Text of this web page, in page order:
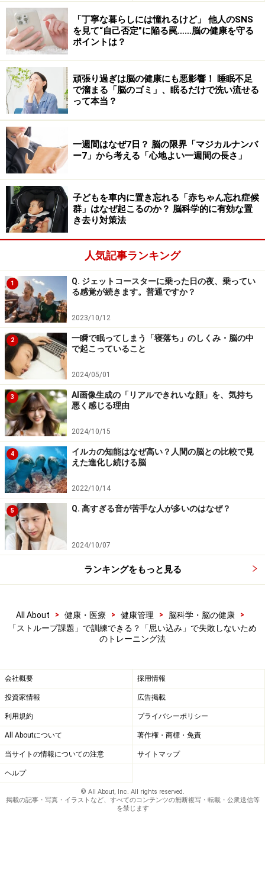
しかし、「これは何か罠かもしれない。注意しよう」と
思いながらやると、冷静に判断して「ヒジ（肘）でし
ょ」と正しく答えられるのです。
つまり、「間違えないように気をつけよう」と意識し
て、注意を集中すると、プライミングによる「思い込
み」が回避できるのです。
注意力や集中力を生み出すのは前頭前野の
役割
注意力や集中力を生み出すのは、脳の中で「前頭前野」
という場所です。
前頭前野は、思考、判断、理性（本能的欲求のコントロ
ール）を担っています（「クイズが得意なら「賢い」の
か？人間らしさと前頭前野のはたらき」「
気、ワガママ…性格の違いは脳の前頭眼窩野の違い
が、注意力や集中力を生み出すのにも必要です。悩み事
があったり、疲れていると、前頭前野がうまく働かなく
なり、そういうときは注意散漫になって多くの失敗をや
りがちになるのも、前頭前野が注意力や集中力を発揮す
るのに大切であることを物語っています。
通常プライミングは無意識のうちにできますから、「思
い込み」が激しくてなかなか癖がなおらないという方も
多いことでしょう。プライミングによる「思い込み」に
ひっかからないようになるためには、日頃から前頭前野
をしっかり働かせられるようにしておくことが大切です
が、実はそれには、あるゲームが有効です。
ストループ課題とは……ストループ効果を実
1930年代初めごろに、ジョージ・ピーボディ教育大学
（現在はテネシー州バンダービルト大学の一部）で博士
号取得のためにまとめた論文の中で、文字の意味と文字
象について論じました。そして後に、この現象がもたら
す影響は「ストループ効果」、それを実証するために用
いられたものは「ストループ課題」と呼ばれるようにな
りました。
「ストループ課題」は、心理学の教科書などにもよく載
っていますし、最近はテレビ番組などでも取り上げられ
ていますので、見たことがあるという方もいらっしゃる
でしょう。言うまでもなくオリジナル版は英語ですが、
「丁寧な暮らしには憧れるけど」 他人のSNS
を見て“自己否定”に陥る罠……脳の健康を守る
ポイントは？
頑張り過ぎは脳の健康にも悪影響！ 睡眠不足
で溜まる「脳のゴミ」、眠るだけで洗い流せる
って本当？
一週間はなぜ7日？ 脳の限界「マジカルナンバ
ー7」から考える「心地よい一週間の長さ」
子どもを車内に置き忘れる「赤ちゃん忘れ症候
群」はなぜ起こるのか？ 脳科学的に有効な置
き去り対策法
人気記事ランキング
1
Q. ジェットコースターに乗った日の夜、乗ってい
る感覚が続きます。普通ですか？
2023/10/12
2
一瞬で眠ってしまう「寝落ち」のしくみ・脳の中
で起こっていること
2024/05/01
3
AI画像生成の「リアルできれいな顔」を、気持ち
悪く感じる理由
2024/10/15
4
イルカの知能はなぜ高い？人間の脳との比較で見
えた進化し続ける脳
2022/10/14
5 Q. 高すぎる音が苦手な人が多いのはなぜ？
2024/10/07
ランキングをもっと見る
All About > 健康・医療 > 健康管理 > 脳科学・脳の健康
>
「ストループ課題」で訓練できる？「思い込み」で失敗しないため
のトレーニング法
会社概要 採用情報
投資家情報 広告掲載
利用規約 プライバシーポリシー
All Aboutについて 著作権・商標・免責
当サイトの情報についての注意 サイトマップ
ヘルプ
© All About, Inc. All rights reserved.
掲載の記事・写真・イラストなど、すべてのコンテンツの無断複写・転載・公衆送信等
を禁じます